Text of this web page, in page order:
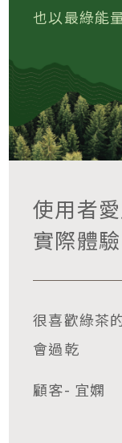
也以最綠能
使用者
實際體
很喜歡綠茶
會過乾
顧客- 宜嫻